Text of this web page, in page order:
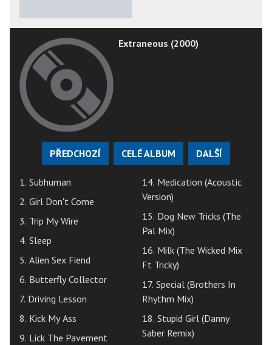
Extraneous (2000)
PŘEDCHOZÍ CELÉ ALBUM DALŠÍ
1. Subhuman
2. Girl Don't Come
3. Trip My Wire
4. Sleep
5. Alien Sex Fiend
6. Butterfly Collector
7. Driving Lesson
8. Kick My Ass
9. Lick The Pavement
14. Medication (Acoustic
Version)
15. Dog New Tricks (The
Pal Mix)
16. Milk (The Wicked Mix
Ft Tricky)
17. Special (Brothers In
Rhythm Mix)
18. Stupid Girl (Danny
Saber Remix)